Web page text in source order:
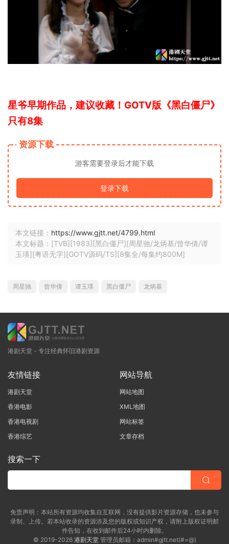
星爷早期作品，建议收藏！GOTV版《黑白僵尸》
只有8集
资源下载
游客需要登录后才能下载
登录下载
本文链接： https://www.gjtt.net/4799.html
本文标题：[TVB][1983][黑白僵尸][周星驰/龙炳基/曾华倩/谭
玉瑛][粤语无字][GOTV源码/TS][8集全/每集约800M]
周星驰 曾华倩 谭玉瑛 黑白僵尸 龙炳基
港剧天堂 - 专注经典怀旧港剧资源
友情链接
港剧天堂
香港电影
香港电视剧
香港综艺
网站导航
网站地图
XML地图
网站标签
文章存档
搜索一下
免责声明：本站所有资源均收集自互联网，没有提供影片资源存储，也未参与
录制、上传。若本站收录的资源涉及您的版权或知识产权，请附上版权证明邮
件告知，在收到邮件后24小时内删除。
© 2019-2026 港剧天堂管理员邮箱：admin#gjtt.net(#=@)